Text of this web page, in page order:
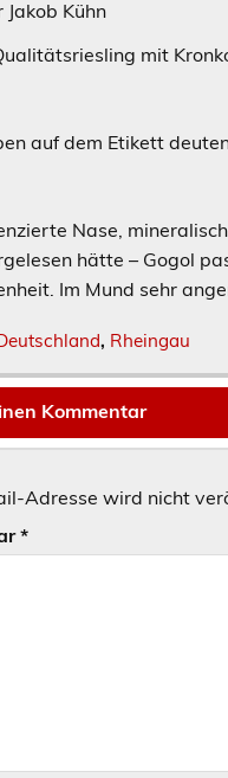
Kühn
mit
auf dem Etikett
Nase,
hätte – Gogol
Im Mund sehr
, Rheingau
Kommentar
Adresse wird nicht
*